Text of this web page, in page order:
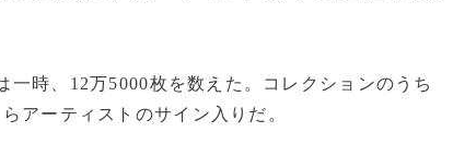
時、12万5000枚を数えた。コレクションのうち
らアーティストのサイン入りだ。